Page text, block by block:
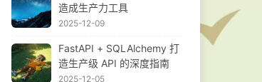
造成生产力工具
2025-12-09
FastAPI + SQLAlchemy 打
造生产级 API 的深度指南
2025-12-05